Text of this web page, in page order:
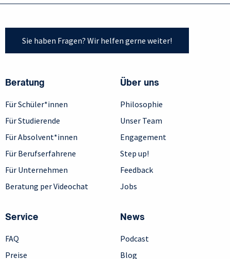
Sie haben Fragen? Wir helfen gerne weiter!
Beratung
Für Schüler*innen
Für Studierende
Für Absolvent*innen
Für Berufserfahrene
Für Unternehmen
Beratung per Videochat
Über uns
Philosophie
Unser Team
Engagement
Step up!
Feedback
Jobs
Service
FAQ
Preise
News
Podcast
Blog